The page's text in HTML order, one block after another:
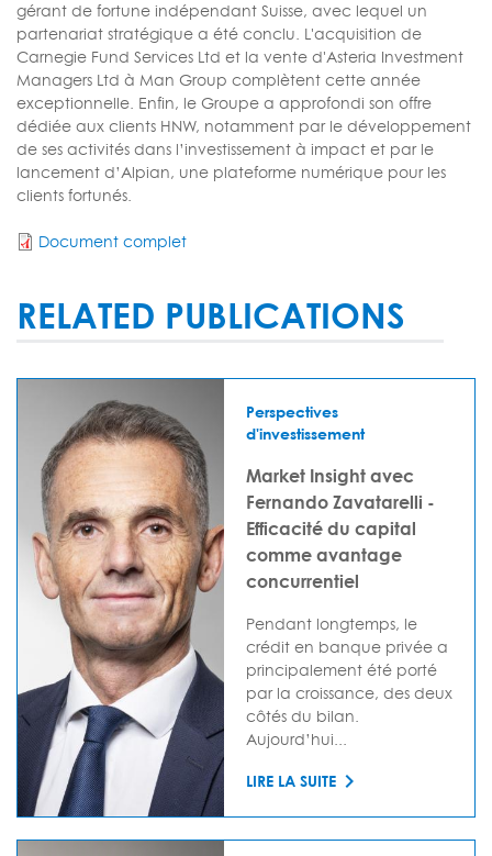
gérant de fortune indépendant Suisse, avec lequel un
partenariat stratégique a été conclu. L'acquisition de
Carnegie Fund Services Ltd et la vente d'Asteria Investment
Managers Ltd à Man Group complètent cette année
exceptionnelle. Enfin, le Groupe a approfondi son offre
dédiée aux clients HNW, notamment par le développement
de ses activités dans l’investissement à impact et par le
lancement d’Alpian, une plateforme numérique pour les
clients fortunés.
Document complet
RELATED PUBLICATIONS
Perspectives
d'investissement
Market Insight avec
Fernando Zavatarelli -
Efficacité du capital
comme avantage
concurrentiel
Pendant longtemps, le
crédit en banque privée a
principalement été porté
par la croissance, des deux
côtés du bilan.
Aujourd’hui...
LIRE LA SUITE